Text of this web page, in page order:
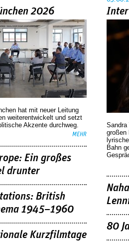
2026
hat mit neuer Leitung
weiterentwickelt und setzt
Akzente durchweg.
MEHR
Ein großes
drunter
British
1945–1960
Kurzfilmtage
Sandra
großen
Bahn
80